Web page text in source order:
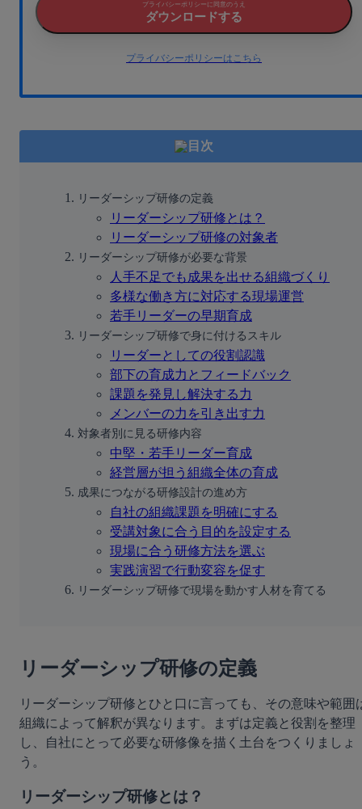
プライバシーポリシーに同意のうえ
ダウンロードする
プライバシーポリシーはこちら
目次
リーダーシップ研修の定義
リーダーシップ研修とは？
リーダーシップ研修の対象者
リーダーシップ研修が必要な背景
人手不足でも成果を出せる組織づくり
多様な働き方に対応する現場運営
若手リーダーの早期育成
リーダーシップ研修で身に付けるスキル
リーダーとしての役割認識
部下の育成力とフィードバック
課題を発見し解決する力
メンバーの力を引き出す力
対象者別に見る研修内容
中堅・若手リーダー育成
経営層が担う組織全体の育成
成果につながる研修設計の進め方
自社の組織課題を明確にする
受講対象に合う目的を設定する
現場に合う研修方法を選ぶ
実践演習で行動変容を促す
リーダーシップ研修で現場を動かす人材を育てる
リーダーシップ研修の定義
リーダーシップ研修とひと口に言っても、その意味や範囲
組織によって解釈が異なります。まずは定義と役割を整理
し、自社にとって必要な研修像を描く土台をつくりましょ
う。
リーダーシップ研修とは？